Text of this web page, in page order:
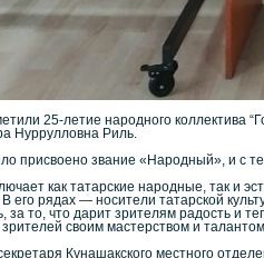
25-летие народного коллектива
Нуррулловна Риль.
присвоено звание «Народный», и с
как татарские народные, так и
его рядах — носители татарской
за то, что дарит зрителям радость и
своим мастерством и талантом.
Кунашакского местного